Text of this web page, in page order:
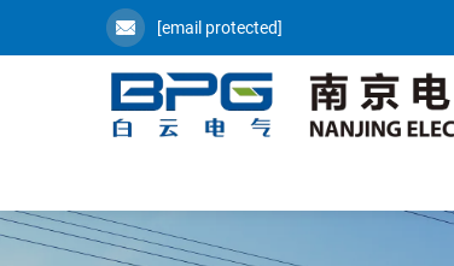
[email protected]